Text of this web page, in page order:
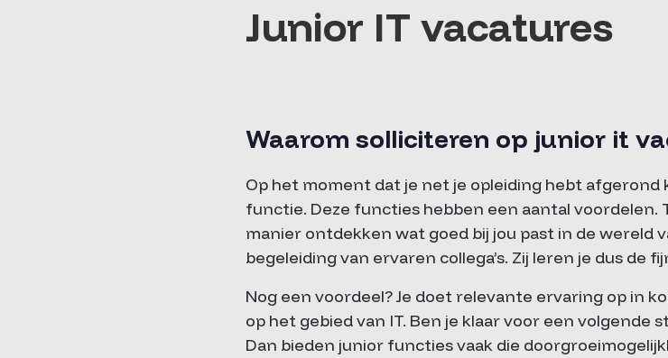
Junior IT vacatures
Waarom solliciteren op junior it
Op het moment dat je net je opleiding hebt afgerond
functie. Deze functies hebben een aantal voordelen.
manier ontdekken wat goed bij jou past in de wereld
begeleiding van ervaren collega’s. Zij leren je dus de
Nog een voordeel? Je doet relevante ervaring op in
op het gebied van IT. Ben je klaar voor een volgende
Dan bieden junior functies vaak die